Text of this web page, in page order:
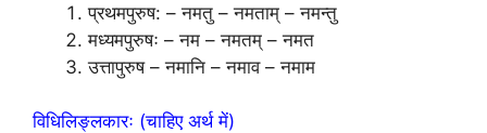
प्रथमपुरुष: – नमतु – नमताम् – नमन्तु
मध्यमपुरुषः – नम – नमतम् – नमत
उत्तापुरुष – नमानि – नमाव – नमाम
विधिलिङ्लकारः (चाहिए अर्थ में)